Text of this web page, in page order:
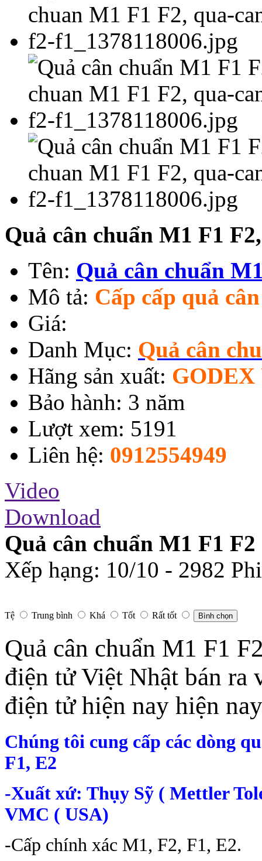
Quả cân chuẩn M1 F1
Tên: Quả cân chuẩn
Mô tả: Cấp cấp quả
Giá:
Danh Mục: Quả cân
Hãng sản xuất: GODEX
Bảo hành: 3 năm
Lượt xem: 5191
Liên hệ: 0912554949
Video
Download
Quả cân chuẩn M1 F1 F2
Xếp hạng: 10/10 - 2982
Tệ Trung bình Khá Tốt Rất tốt Bình chọn
Quả cân chuẩn M1 F1
điện tử Việt Nhật bán ra
điện tử hiện nay hiện
Chúng tôi cung cấp các dòng
F1, E2
-Xuất xứ: Thụy Sỹ ( Mettler
VMC ( USA)
-Cấp chính xác M1, F2, F1, E2.